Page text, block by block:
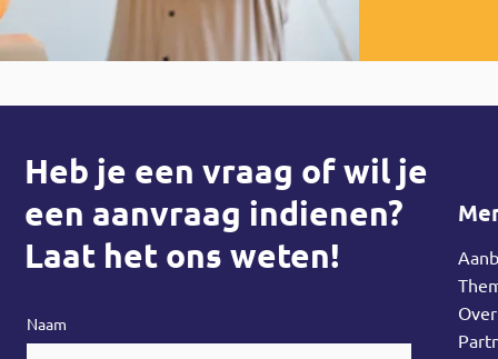
Heb je een vraag of wil je
een aanvraag indienen?
Laat het ons weten!
Naam